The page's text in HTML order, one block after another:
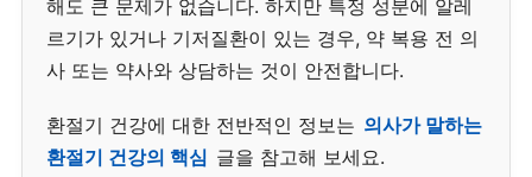
해도 큰 문제가 없습니다. 하지만 특정 성분에 알레
르기가 있거나 기저질환이 있는 경우, 약 복용 전 의
사 또는 약사와 상담하는 것이 안전합니다.
환절기 건강에 대한 전반적인 정보는 의사가 말하는
환절기 건강의 핵심 글을 참고해 보세요.